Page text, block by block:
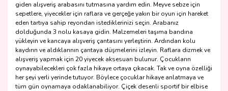
giden alışveriş arabasını tutmasına yardım edin. Meyve sebze için
sepetlere, yiyecekler için raflara ve gerçeğe yakın bir oyun için hareket
eden tartıya sahip reyondan istediklerinizi seçin. Arabanız
dolduğunda 3 nolu kasaya gidin. Malzemeleri taşıma bandına
yükleyin ve kancaya alışveriş çantasını yerleştirin. Ardından kolu
kaydırın ve aldıklarının çantaya düşmelerini izleyin. Raflara dizmek ve
alışveriş yapmak için 20 yiyecek aksesuarı bulunur. Çocukların
oynayabilecekleri çok fazla hikaye ortaya çıkacak. Tak ve oyna özelliği
her şeyi yerli yerinde tutuyor. Böylece çocuklar hikaye anlatmaya ve
tüm gün oynamaya odaklanabiliyor. Çiçek desenli sportif bir elbise